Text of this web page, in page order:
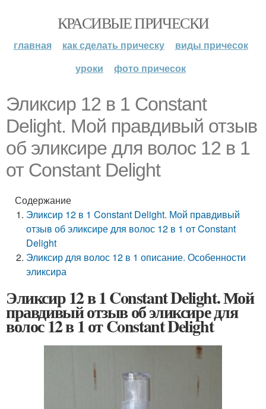
КРАСИВЫЕ ПРИЧЕСКИ
главная как сделать прическу
виды причесок
уроки
фото причесок
Эликсир 12 в 1 Constant
Delight. Мой правдивый отзыв
об эликсире для волос 12 в 1
от Constant Delight
Содержание
Эликсир 12 в 1 Constant Delight. Мой правдивый
отзыв об эликсире для волос 12 в 1 от Constant
Delight
Эликсир для волос 12 в 1 описание. Особенности
эликсира
Эликсир 12 в 1 Constant Delight. Мой
правдивый отзыв об эликсире для
волос 12 в 1 от Constant Delight